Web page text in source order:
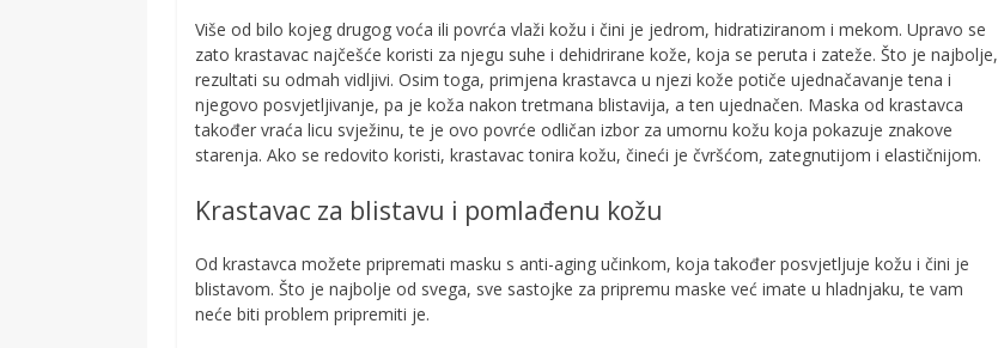
Više od bilo kojeg drugog voća ili povrća vlaži kožu i čini je jedrom, hidratiziranom i mekom. Upravo se
zato krastavac najčešće koristi za njegu suhe i dehidrirane kože, koja se peruta i zateže. Što je najbolje,
rezultati su odmah vidljivi. Osim toga, primjena krastavca u njezi kože potiče ujednačavanje tena i
njegovo posvjetljivanje, pa je koža nakon tretmana blistavija, a ten ujednačen. Maska od krastavca
također vraća licu svježinu, te je ovo povrće odličan izbor za umornu kožu koja pokazuje znakove
starenja. Ako se redovito koristi, krastavac tonira kožu, čineći je čvršćom, zategnutijom i elastičnijom.
Krastavac za blistavu i pomlađenu kožu
Od krastavca možete pripremati masku s anti-aging učinkom, koja također posvjetljuje kožu i čini je
blistavom. Što je najbolje od svega, sve sastojke za pripremu maske već imate u hladnjaku, te vam
neće biti problem pripremiti je.